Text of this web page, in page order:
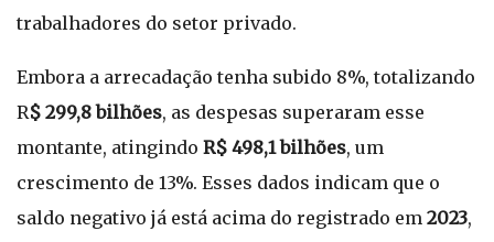
trabalhadores do setor privado.
Embora a arrecadação tenha subido 8%, totalizando
R$ 299,8 bilhões, as despesas superaram esse
montante, atingindo R$ 498,1 bilhões, um
crescimento de 13%. Esses dados indicam que o
saldo negativo já está acima do registrado em 2023,